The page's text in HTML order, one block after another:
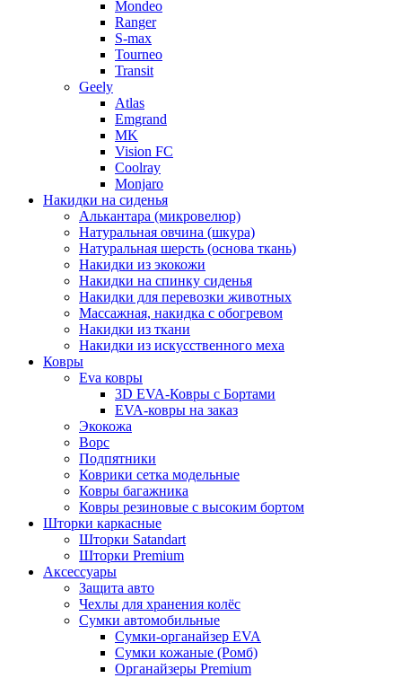
Mondeo
Ranger
S-max
Tourneo
Transit
Geely
Atlas
Emgrand
MK
Vision FC
Coolray
Monjaro
Накидки на сиденья
Алькантара (микровелюр)
Натуральная овчина (шкура)
Натуральная шерсть (основа ткань)
Накидки из экокожи
Накидки на спинку сиденья
Накидки для перевозки животных
Массажная, накидка с обогревом
Накидки из ткани
Накидки из искусственного меха
Ковры
Eva ковры
3D EVA-Ковры с Бортами
EVA-ковры на заказ
Экокожа
Ворс
Подпятники
Коврики сетка модельные
Ковры багажника
Ковры резиновые с высоким бортом
Шторки каркасные
Шторки Satandart
Шторки Premium
Аксессуары
Защита авто
Чехлы для хранения колёс
Сумки автомобильные
Сумки-органайзер EVA
Сумки кожаные (Ромб)
Органайзеры Premium